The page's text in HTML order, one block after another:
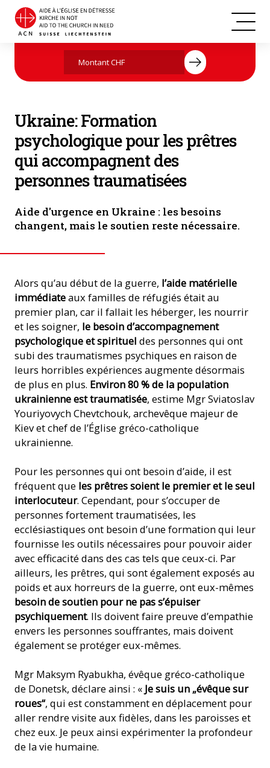
Ukraine
Agissez maintenant par votre don
Ukraine: Formation
psychologique pour les prêtres
qui accompagnent des
personnes traumatisées
Aide d'urgence en Ukraine : les besoins
changent, mais le soutien reste nécessaire.
Alors qu’au début de la guerre, l’aide matérielle
immédiateaux familles de réfugiés était au
premier plan, car il fallait les héberger, les nourrir
et les soigner, le besoin d’accompagnement
psychologique et spirituel des personnes qui ont
subi des traumatismes psychiques en raison de
leurs horribles expériences augmente désormais
de plus en plus. Environ 80 % de la population
ukrainienne est traumatisée, estime Mgr Sviatoslav
Youriyovych Chevtchouk, archevêque majeur de
Kiev et chef de l’Église gréco-catholique
ukrainienne.
Pour les personnes qui ont besoin d’aide, il est
fréquent que les prêtres soient le premier et le seul
interlocuteur. Cependant, pour s’occuper de
personnes fortement traumatisées, les
ecclésiastiques ont besoin d’une formation qui leur
fournisse les outils nécessaires pour pouvoir aider
avec efficacité dans des cas tels que ceux-ci. Par
ailleurs, les prêtres, qui sont également exposés au
poids et aux horreurs de la guerre, ont eux-mêmes
besoin de soutien pour ne pas s’épuiser
psychiquement. Ils doivent faire preuve d’empathie
envers les personnes souffrantes, mais doivent
également se protéger eux-mêmes.
Mgr Maksym Ryabukha, évêque gréco-catholique
de Donetsk, déclare ainsi : « Je suis un „évêque sur
roues“, qui est constamment en déplacement pour
aller rendre visite aux fidèles, dans les paroisses et
chez eux. Je peux ainsi expérimenter la profondeur
de la vie humaine.